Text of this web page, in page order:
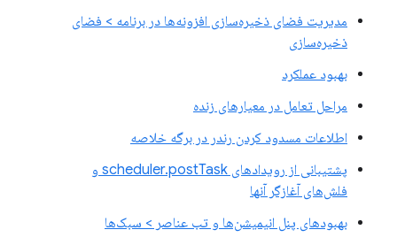
مدیریت فضای ذخیره‌سازی افزونه‌ها در برنامه > فضای
ذخیره‌سازی
بهبود عملکرد
مراحل تعامل در معیارهای زنده
اطلاعات مسدود کردن رندر در برگه خلاصه
پشتیبانی از رویدادهای scheduler.postTask و
فلش‌های آغازگر آنها
بهبودهای پنل انیمیشن‌ها و تب عناصر > سبک‌ها